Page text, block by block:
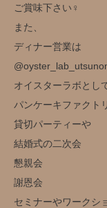
ご賞味下さい‍♀️
また、
ディナー営業は
オイスターラボとし
パンケーキファクト
貸切パーティーや
結婚式の二次会
懇親会
謝恩会
セミナーやワークシ